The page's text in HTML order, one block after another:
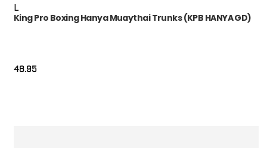
L
King Pro Boxing Hanya Muaythai Trunks (KPB HANYA GD)
48.95